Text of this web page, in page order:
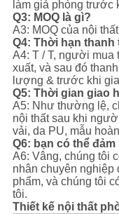
làm giả phòng trước
Q3: MOQ là gì?
A3: MOQ của nội
Q4: Thời hạn thanh
A4: T / T, người mua
xuất, và sau đó
lượng & trước khi
Q5: Thời gian giao
A5: Như thường lệ,
nội thất sau khi
vải, da PU, mẫu
Q6: bạn có thể
A6: Vâng, chúng tôi
nhân chuyên nghiệp
phẩm, và chúng tôi
tôi.
Thiết kế nội thất